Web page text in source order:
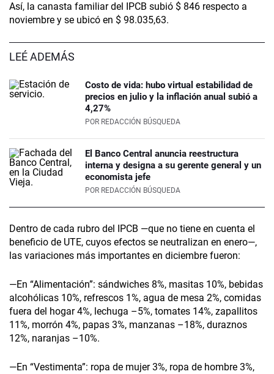
Así, la canasta familiar del IPCB subió $ 846 respecto a
noviembre y se ubicó en $ 98.035,63.
LEÉ ADEMÁS
Costo de vida: hubo virtual estabilidad de
precios en julio y la inflación anual subió a
4,27%
POR REDACCIÓN BÚSQUEDA
El Banco Central anuncia reestructura
interna y designa a su gerente general y un
economista jefe
POR REDACCIÓN BÚSQUEDA
Dentro de cada rubro del IPCB —que no tiene en cuenta el
beneficio de UTE, cuyos efectos se neutralizan en enero—,
las variaciones más importantes en diciembre fueron:
—En “Alimentación”: sándwiches 8%, masitas 10%, bebidas
alcohólicas 10%, refrescos 1%, agua de mesa 2%, comidas
fuera del hogar 4%, lechuga –5%, tomates 14%, zapallitos
11%, morrón 4%, papas 3%, manzanas –18%, duraznos
12%, naranjas –10%.
—En “Vestimenta”: ropa de mujer 3%, ropa de hombre 3%,